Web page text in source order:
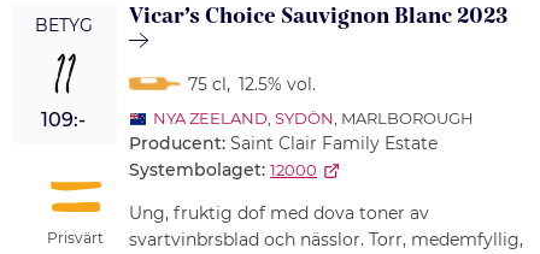
BETYG
11
109:-
Prisvärt
Vicar’s Choice Sauvignon Blanc 2023
75 cl , 12.5% vol.
NYA ZEELAND, SYDÖN, MARLBOROUGH
Producent: Saint Clair Family Estate
Systembolaget: 12000
Ung, fruktig dof med dova toner av
svartvinbrsblad och nässlor. Torr, medemfyllig,